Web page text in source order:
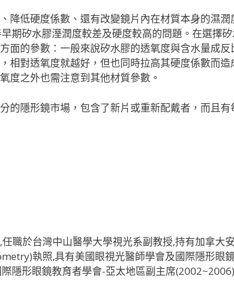
降低硬度係數、還有改變鏡片內在材質本身的濕潤
期矽水膠溼潤度較差及硬度較高的問題。在選擇
面的參數：一般來說矽水膠的透氧度與含水量成反
相對透氧度就越好，但也同時拉高其硬度係數而造
度之外也需注意到其他材質參數。
的隱形鏡市場，包含了新片或重新配戴者，而且有
職於台灣中山醫學大學視光系副教授,持有加拿大
執照,具有美國眼視光醫師學會及國際隱形眼
隱形眼鏡教育者學會-亞太地區副主席(2002~2006)